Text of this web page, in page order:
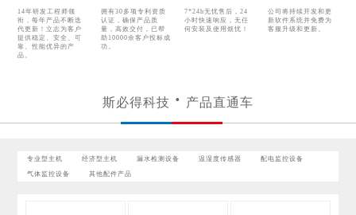
其他配件产品
14年研发工程师领
衔，每年产品不断迭
代更新！立志为客户
提供稳定、安全、可
靠、性能优异的产
品。
拥有30多项专利资质
认证，确保产品质
量，高效交付，已帮
助10000余客户投标成
功。
7*24h无忧售后，24
小时快速响应，无任
何安装及使用烦忧！
公司将持续开发和更
新软件系统并免费为
客服升级和更新。
斯必得科技 产品直通车
专业型主机 经济型主机 漏水检测设备 温湿度传感器 配电监控设备
气体监控设备 其他配件产品